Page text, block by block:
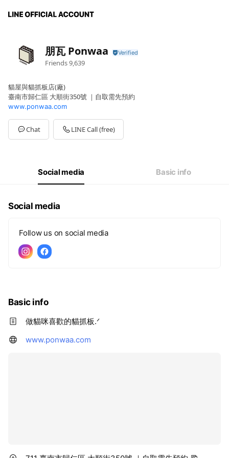
朋瓦 Ponwaa
Friends9,639
貓屋與貓抓板店(廠)
臺南市歸仁區 大順街350號 ｜自取需先預約
www.ponwaa.com
Chat LINE Call (free)
Social media Basic info
Social media
Follow us on social media
Basic info
做貓咪喜歡的貓抓板.ᐟ
www.ponwaa.com